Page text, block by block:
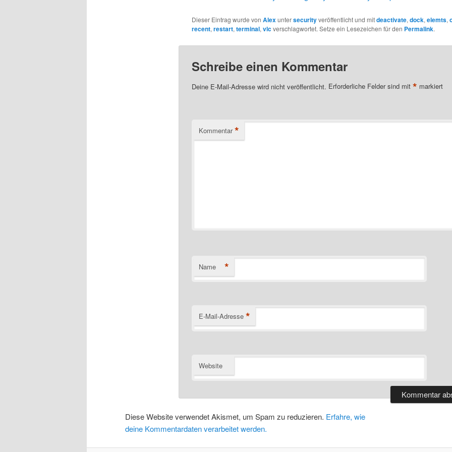
Dieser Eintrag wurde von Alexuntersecurityveröffentlicht und mitdeactivate, dock, elemts,
recent, restart, terminal, vlcverschlagwortet. Setze ein Lesezeichen für den Permalink.
Schreibe einen Kommentar
Deine E-Mail-Adresse wird nicht veröffentlicht. Erforderliche Felder sind mit * markiert
Kommentar *
Name *
E-Mail-Adresse *
Website
Diese Website verwendet Akismet, um Spam zu reduzieren. Erfahre, wie
deine Kommentardaten verarbeitet werden.